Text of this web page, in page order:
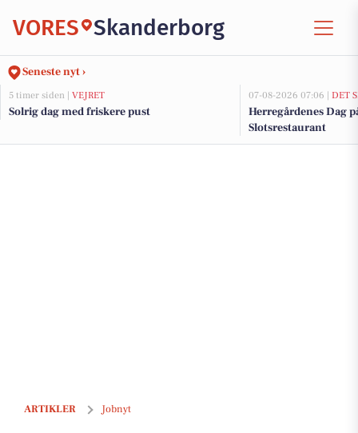
VORES Skanderborg
Seneste nyt ›
5 timer siden | VEJRET
Solrig dag med friskere pust
07-08-2026 07:06 | DET
Herregårdenes Dag
Slotsrestaurant
ARTIKLER Jobnyt
Bliv social- og sundhedshjælperelev i Skanderborg Kommune med